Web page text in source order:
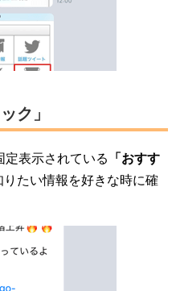
ク」
定表示されている 「おすす
りたい情報を好きな時に確